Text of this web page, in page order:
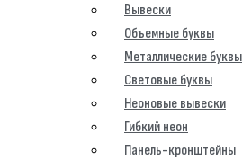
Вывески
Объемные буквы
Металлические буквы
Световые буквы
Неоновые вывески
Гибкий неон
Панель-кронштейны